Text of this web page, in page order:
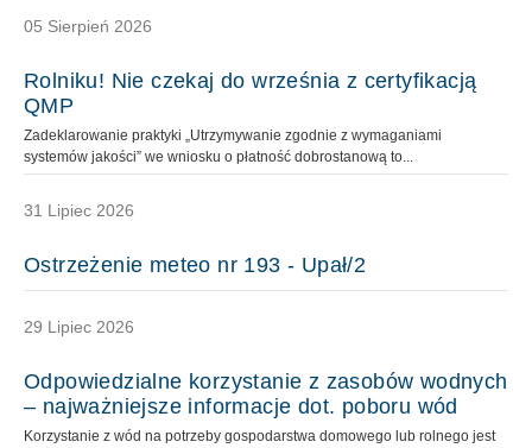
05 Sierpień 2026
Rolniku! Nie czekaj do września z certyfikacją
QMP
Zadeklarowanie praktyki „Utrzymywanie zgodnie z wymaganiami
systemów jakości” we wniosku o płatność dobrostanową to...
31 Lipiec 2026
Ostrzeżenie meteo nr 193 - Upał/2
29 Lipiec 2026
Odpowiedzialne korzystanie z zasobów wodnych
– najważniejsze informacje dot. poboru wód
Korzystanie z wód na potrzeby gospodarstwa domowego lub rolnego jest